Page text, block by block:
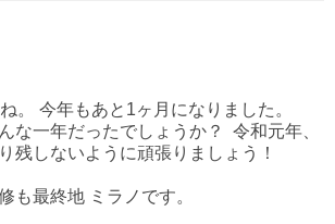
。 今年もあと1ヶ月になりました。
な一年だったでしょうか？ 令和元年、
残しないように頑張りましょう！
も最終地 ミラノです。